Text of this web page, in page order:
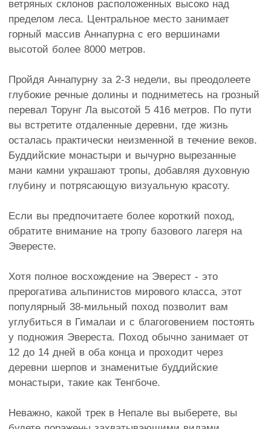
ветряных склонов расположенных высоко над
пределом леса. Центральное место занимает
горный массив Аннапурна с его вершинами
высотой более 8000 метров.
Пройдя Аннапурну за 2-3 недели, вы преодолеете
глубокие речные долины и подниметесь на грозный
перевал Торунг Ла высотой 5 416 метров. По пути
вы встретите отдаленные деревни, где жизнь
осталась практически неизменной в течение веков.
Буддийские монастыри и вычурно вырезанные
мани камни украшают тропы, добавляя духовную
глубину и потрясающую визуальную красоту.
Если вы предпочитаете более короткий поход,
обратите внимание на тропу базового лагеря на
Эвересте.
Хотя полное восхождение на Эверест - это
прерогатива альпинистов мирового класса, этот
популярный 38-мильный поход позволит вам
углубиться в Гималаи и с благоговением постоять
у подножия Эвереста. Поход обычно занимает от
12 до 14 дней в оба конца и проходит через
деревни шерпов и знаменитые буддийские
монастыри, такие как Тенгбоче.
Неважно, какой трек в Непале вы выберете, вы